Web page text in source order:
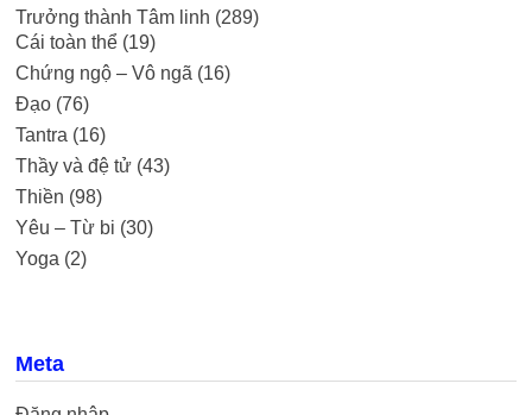
Trưởng thành Tâm linh (289)
Cái toàn thể(19)
Chứng ngộ – Vô ngã (16)
Đạo(76)
Tantra (16)
Thầy và đệ tử(43)
Thiền (98)
Yêu – Từ bi (30)
Yoga (2)
Meta